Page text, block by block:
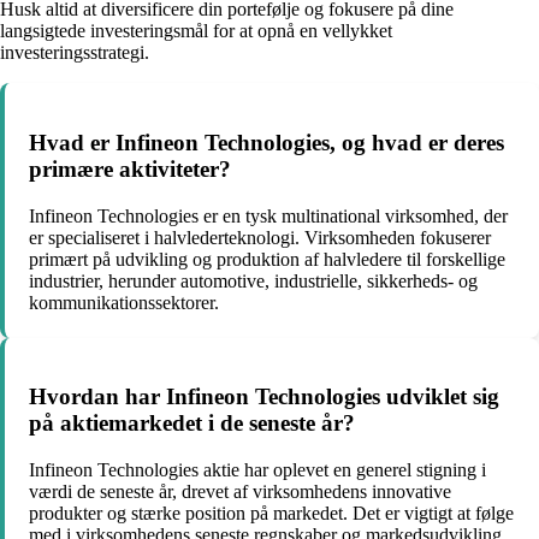
Husk altid at diversificere din portefølje og fokusere på dine
langsigtede investeringsmål for at opnå en vellykket
investeringsstrategi.
Hvad er Infineon Technologies, og hvad er deres
primære aktiviteter?
Infineon Technologies er en tysk multinational virksomhed, der
er specialiseret i halvlederteknologi. Virksomheden fokuserer
primært på udvikling og produktion af halvledere til forskellige
industrier, herunder automotive, industrielle, sikkerheds- og
kommunikationssektorer.
Hvordan har Infineon Technologies udviklet sig
på aktiemarkedet i de seneste år?
Infineon Technologies aktie har oplevet en generel stigning i
værdi de seneste år, drevet af virksomhedens innovative
produkter og stærke position på markedet. Det er vigtigt at følge
med i virksomhedens seneste regnskaber og markedsudvikling